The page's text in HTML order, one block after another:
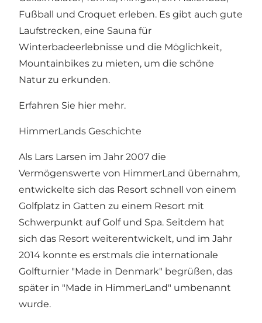
Fußball und Croquet erleben. Es gibt auch gute
Laufstrecken, eine Sauna für
Winterbadeerlebnisse und die Möglichkeit,
Mountainbikes zu mieten, um die schöne
Natur zu erkunden.
Erfahren Sie hier mehr.
HimmerLands Geschichte
Als Lars Larsen im Jahr 2007 die
Vermögenswerte von HimmerLand übernahm,
entwickelte sich das Resort schnell von einem
Golfplatz in Gatten zu einem Resort mit
Schwerpunkt auf Golf und Spa. Seitdem hat
sich das Resort weiterentwickelt, und im Jahr
2014 konnte es erstmals die internationale
Golfturnier "Made in Denmark" begrüßen, das
später in "Made in HimmerLand" umbenannt
wurde.